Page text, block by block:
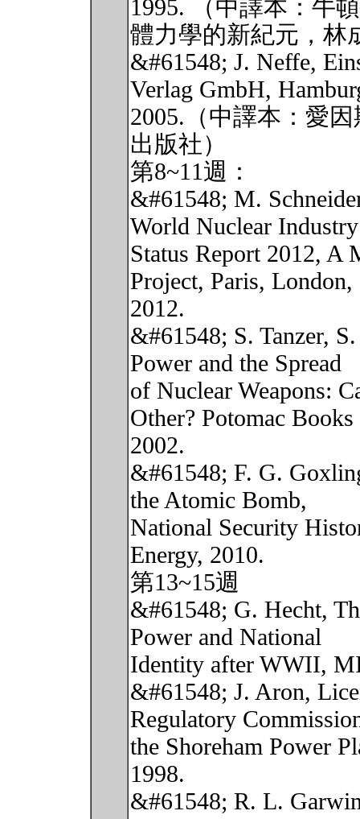
1995. （中譯本：牛
體力學的新紀元，林
&#61548; J. Neffe,
Verlag GmbH,
2005.（中譯本：愛
出版社）
第8~11週：
&#61548; M.
World Nuclear Industry
Status Report 2012, A
Project, Paris, London,
2012.
&#61548; S. Tanzer,
Power and the Spread
of Nuclear Weapons:
Other? Potomac
2002.
&#61548; F. G.
the Atomic Bomb,
National Security
Energy, 2010.
第13~15週
&#61548; G. Hecht,
Power and National
Identity after WWII,
&#61548; J. Aron,
Regulatory
the Shoreham Power
1998.
&#61548; R. L.